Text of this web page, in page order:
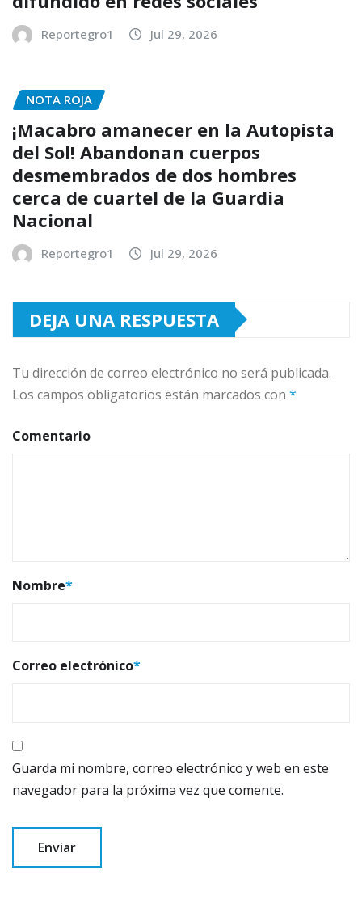
Reportegro1 Jul 29, 2026
NOTA ROJA
¡Macabro amanecer en la Autopista
del Sol! Abandonan cuerpos
desmembrados de dos hombres
cerca de cuartel de la Guardia
Nacional
Reportegro1 Jul 29, 2026
DEJA UNA RESPUESTA
Tu dirección de correo electrónico no será publicada.
Los campos obligatorios están marcados con *
Comentario
Nombre*
Correo electrónico*
Guarda mi nombre, correo electrónico y web en este
navegador para la próxima vez que comente.